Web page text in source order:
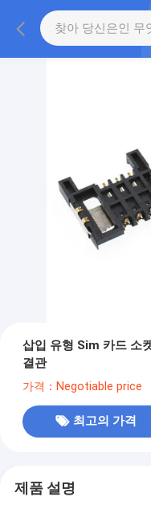
삽입 유형 Sim 카드 소
결관
가격：Negotiable price
최고의 가격
제품 설명